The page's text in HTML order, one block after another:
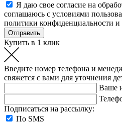
Я даю свое согласие на
соглашаюсь с условиями
политики конфиденциальности и
Купить в 1 клик
Введите номер телефона и
свяжется с вами для уточнения
Ваше
Подписаться на рассылку:
По SMS